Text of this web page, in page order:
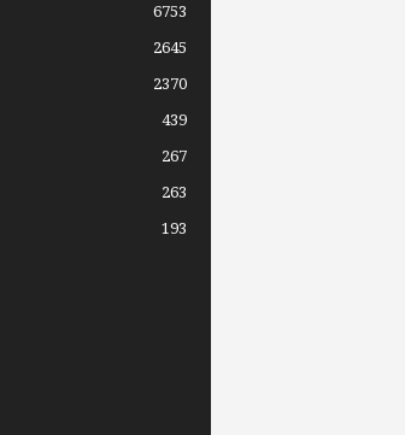
6753
2645
2370
439
267
263
193